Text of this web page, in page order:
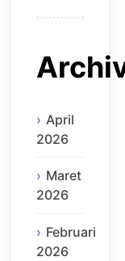
April
2026
Maret
2026
Februari
2026